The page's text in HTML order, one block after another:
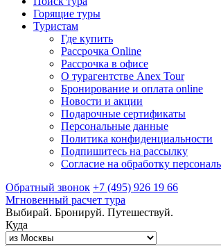
Горящие туры
Туристам
Где купить
Рассрочка Online
Рассрочка в офисе
О турагентстве Anex Tour
Бронирование и оплата online
Новости и акции
Подарочные сертификаты
Персональные данные
Политика конфиденциальности
Подпишитесь на рассылку
Согласие на обработку
Обратный звонок +7 (495) 926 19 66
Мгновенный расчет тура
Выбирай. Бронируй. Путешествуй.
Куда